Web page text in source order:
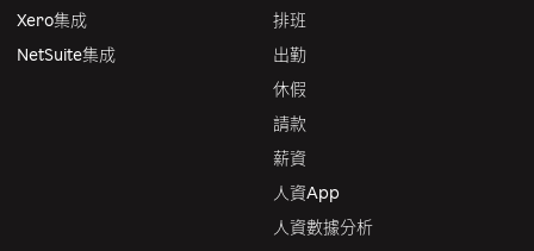
Xero集成
NetSuite集成
排班
出勤
休假
請款
薪資
人資App
人資數據分析